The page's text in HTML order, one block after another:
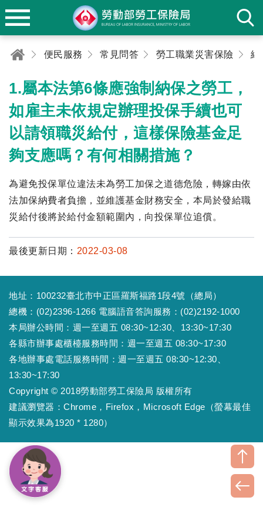
便民服務 常見問答 勞工職業災害保險 給
1.屬本法第6條應強制納保之勞工，
如雇主未依規定辦理投保手續也可
以請領職災給付，這樣保險基金足
夠支應嗎？有何相關措施？
為避免投保單位違法未為勞工加保之道德危險，轉嫁由依
法加保納費者負擔，並維護基金財務安全，本局於發給職
災給付後將於給付金額範圍內，向投保單位追償。
最後更新日期： 2022-03-08
地址：100232臺北市中正區羅斯福路1段4號（總局）
總機：(02)2396-1266 電腦語音答詢服務：(02)2192-1000
本局辦公時間：週一至週五 08:30~12:30、13:30~17:30
各縣市辦事處櫃檯服務時間：週一至週五 08:30~17:30
各地辦事處電話服務時間：週一至週五 08:30~12:30、
13:30~17:30
Copyright © 2018勞動部勞工保險局 版權所有
建議瀏覽器：Chrome，Firefox，Microsoft Edge（螢幕最佳
顯示效果為1920 * 1280）